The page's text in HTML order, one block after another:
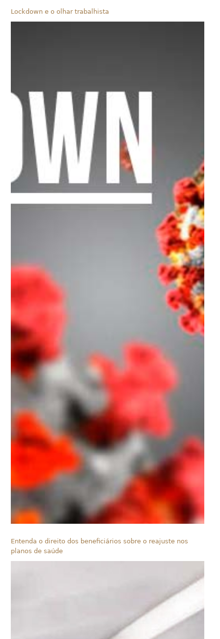
Lockdown e o olhar trabalhista
Entenda o direito dos beneficiários sobre o reajuste nos
planos de saúde